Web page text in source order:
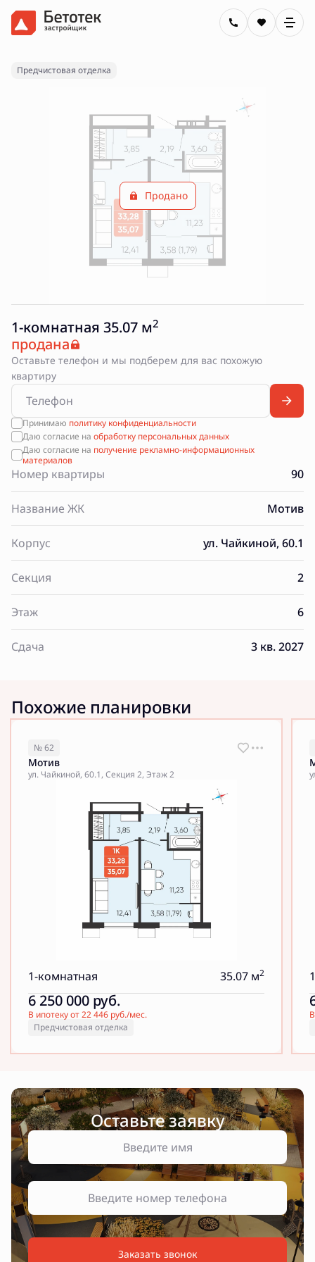
1-комнатная35.07 м Цена по запросу
Ипотекаот 21 153 руб.
Предчистовая отделка
Продано
1-комнатная 35.07 м2
продана
Оставьте телефон и мы подберем для вас похожую
квартиру
Принимаю политику конфиденциальности
Даю согласие на обработку персональных данных
Даю согласие на получение рекламно-информационных
материалов
Номер квартиры 90
Название ЖК Мотив
Корпус ул. Чайкиной, 60.1
Секция 2
Этаж 6
Сдача 3 кв. 2027
Похожие планировки
№ 62
Мотив
ул. Чайкиной, 60.1, Секция 2, Этаж 2
1-комнатная 35.07 м2
6 250 000руб.
В ипотеку от 22 446 руб./мес.
Предчистовая отделка
Оставьте заявку
Заказать звонок